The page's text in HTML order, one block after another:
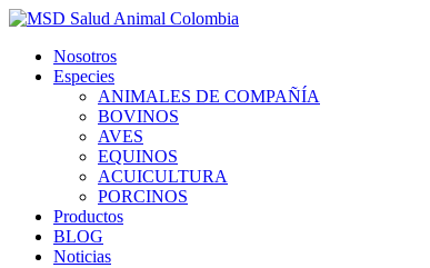
Nosotros
Especies
ANIMALES DE COMPAÑÍA
BOVINOS
AVES
EQUINOS
ACUICULTURA
PORCINOS
Productos
BLOG
Noticias